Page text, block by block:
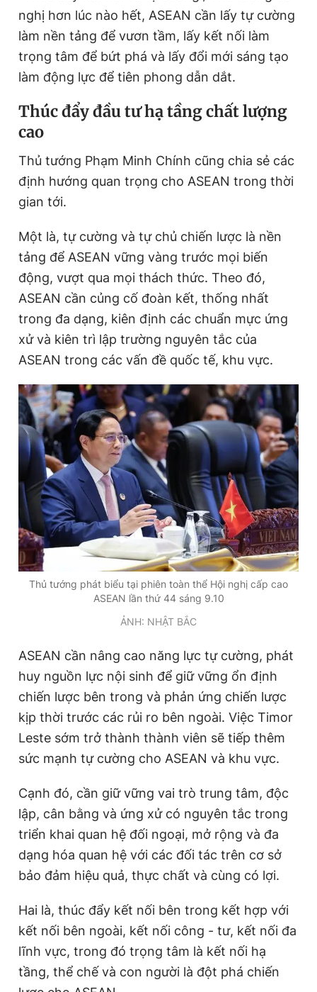
nghị hơn lúc nào hết, ASEAN cần lấy tự cường
làm nền tảng để vươn tầm, lấy kết nối làm
trọng tâm để bứt phá và lấy đổi mới sáng tạo
làm động lực để tiên phong dẫn dắt.
Thúc đẩy đầu tư hạ tầng chất lượng
cao
Thủ tướng Phạm Minh Chính cũng chia sẻ các
định hướng quan trọng cho ASEAN trong thời
gian tới.
Một là, tự cường và tự chủ chiến lược là nền
tảng để ASEAN vững vàng trước mọi biến
động, vượt qua mọi thách thức. Theo đó,
ASEAN cần củng cố đoàn kết, thống nhất
trong đa dạng, kiên định các chuẩn mực ứng
xử và kiên trì lập trường nguyên tắc của
ASEAN trong các vấn đề quốc tế, khu vực.
Thủ tướng phát biểu tại phiên toàn thể Hội nghị cấp cao
ASEAN lần thứ 44 sáng 9.10
ẢNH: NHẬT BẮC
ASEAN cần nâng cao năng lực tự cường, phát
huy nguồn lực nội sinh để giữ vững ổn định
chiến lược bên trong và phản ứng chiến lược
kịp thời trước các rủi ro bên ngoài. Việc Timor
Leste sớm trở thành thành viên sẽ tiếp thêm
sức mạnh tự cường cho ASEAN và khu vực.
Cạnh đó, cần giữ vững vai trò trung tâm, độc
lập, cân bằng và ứng xử có nguyên tắc trong
triển khai quan hệ đối ngoại, mở rộng và đa
dạng hóa quan hệ với các đối tác trên cơ sở
bảo đảm hiệu quả, thực chất và cùng có lợi.
Hai là, thúc đẩy kết nối bên trong kết hợp với
kết nối bên ngoài, kết nối công - tư, kết nối đa
lĩnh vực, trong đó trọng tâm là kết nối hạ
tầng, thể chế và con người là đột phá chiến